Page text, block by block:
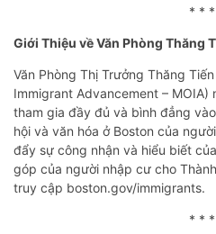
* * *
Giới Thiệu về Văn Phòng Thăng
Văn Phòng Thị Trưởng Thăng
Immigrant Advancement –
tham gia đầy đủ và bình đẳng
hội và văn hóa ở Boston của
đẩy sự công nhận và hiểu biết
góp của người nhập cư cho
truy cập boston.gov/immigrants.
* * *